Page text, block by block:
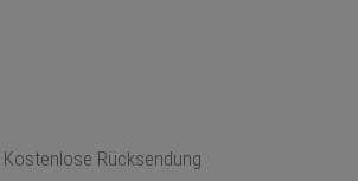
Kostenlose Rücksendung